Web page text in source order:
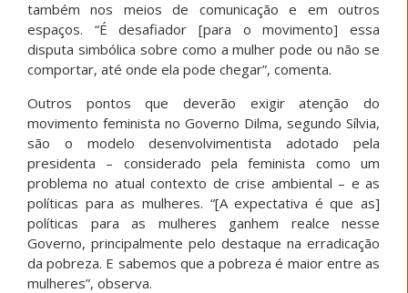
também nos meios de comunicação e em outros
espaços. “É desafiador [para o movimento] essa
disputa simbólica sobre como a mulher pode ou não se
comportar, até onde ela pode chegar”, comenta.
Outros pontos que deverão exigir atenção do
movimento feminista no Governo Dilma, segundo Sílvia,
são o modelo desenvolvimentista adotado pela
presidenta – considerado pela feminista como um
problema no atual contexto de crise ambiental – e as
políticas para as mulheres. “[A expectativa é que as]
políticas para as mulheres ganhem realce nesse
Governo, principalmente pelo destaque na erradicação
da pobreza. E sabemos que a pobreza é maior entre as
mulheres”, observa.